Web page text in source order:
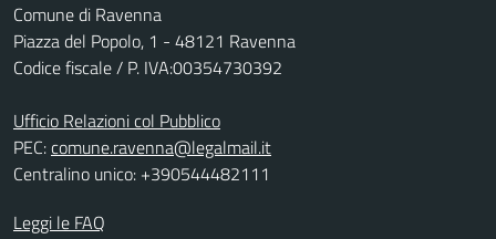
Comune di Ravenna
Piazza del Popolo, 1 - 48121 Ravenna
Codice fiscale / P. IVA:00354730392
Ufficio Relazioni col Pubblico
PEC:comune.ravenna@legalmail.it
Centralino unico: +390544482111
Leggi le FAQ